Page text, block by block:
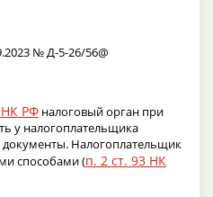
№ Д-5-26/56@
НК РФ налоговый орган при
у налогоплательщика
Налогоплательщик
способами (п. 2 ст. 93 НК